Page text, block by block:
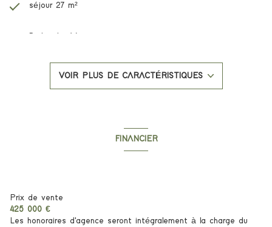
séjour 27 m²
3 chambre(s)
cuisine américaine (équipée)
1er étage
VOIR PLUS DE CARACTÉRISTIQUES
FINANCIER
Prix de vente
425 000 €
Les honoraires d'agence seront intégralement à la charge du